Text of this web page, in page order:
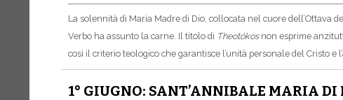
La solennità di Maria Madre di Dio, collocata nel cuore dell’Ottava
Verbo ha assunto la carne. Il titolo di Theotókosnon esprime
così il criterio teologico che garantisce l’unità personale del Cristo e
1° GIUGNO: SANT’ANNIBALE MARIA